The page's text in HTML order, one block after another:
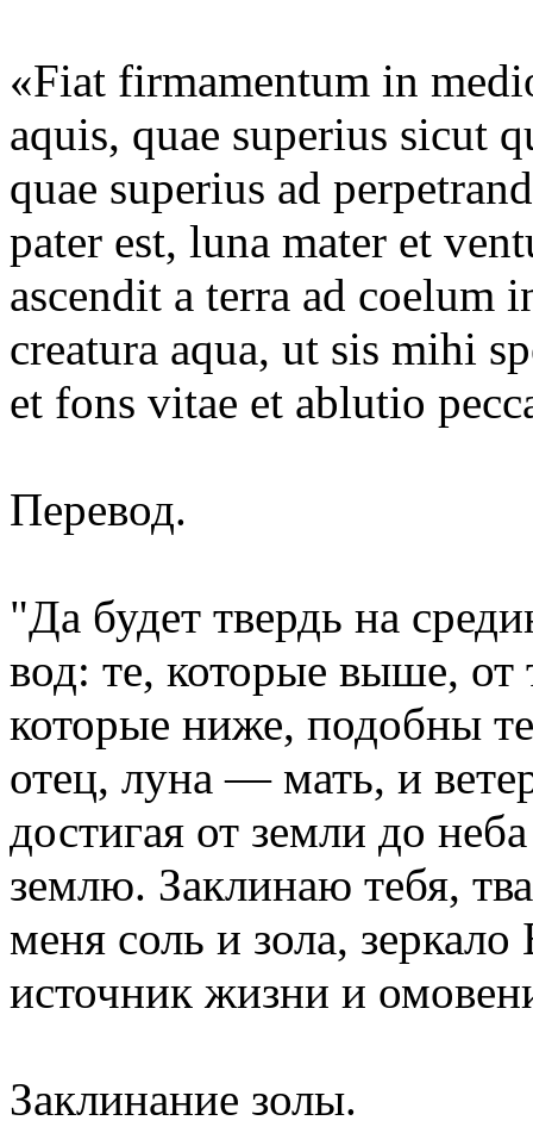
«Fiat firmamentum in
aquis, quae superius sicut
quae superius ad
pater est, luna mater et
ascendit a terra ad coelum
creatura aqua, ut sis mihi
et fons vitae et ablutio
Перевод.
"Да будет твердь на
вод: те, которые выше, от
которые ниже, подобны
отец, луна — мать, и
достигая от земли до
землю. Заклинаю тебя,
меня соль и зола,
источник жизни и
Заклинание золы.